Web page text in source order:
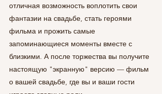
отличная возможность воплотить свои
фантазии на свадьбе, стать героями
фильма и прожить самые
запоминающиеся моменты вместе с
близкими. А после торжества вы получите
настоящую "экранную" версию — фильм
о вашей свадьбе, где вы и ваши гости